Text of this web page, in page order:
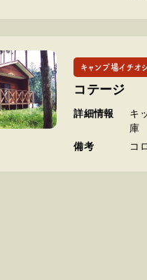
キャンプ場イチオ
コテージ
詳細情報
キ
庫
備考
コ